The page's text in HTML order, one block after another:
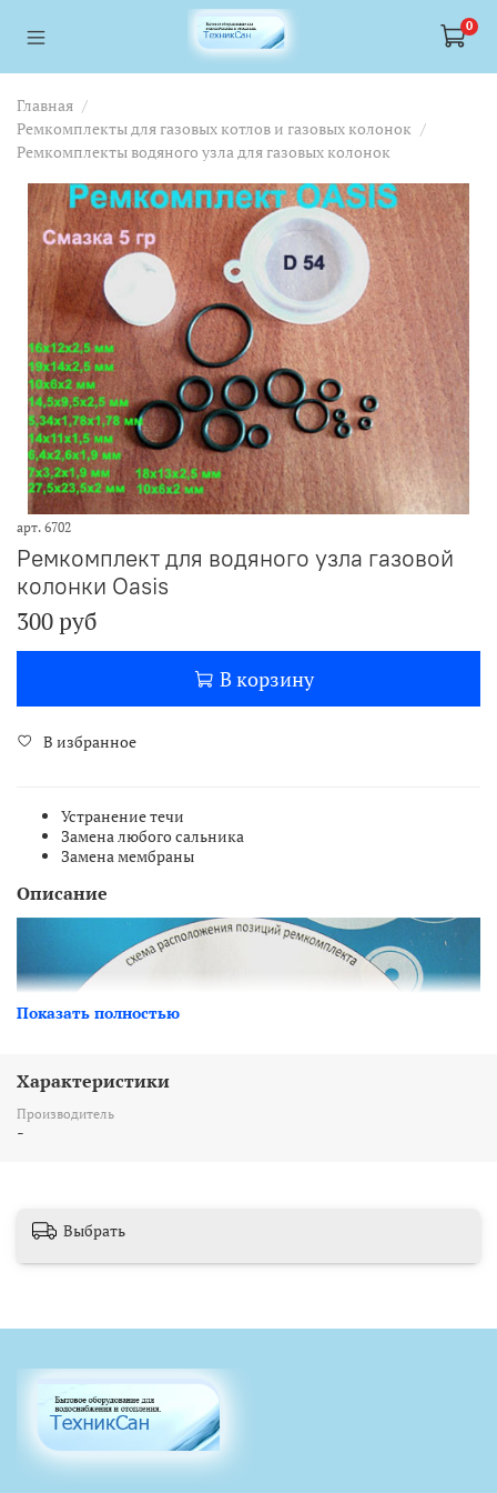
0
Главная
Ремкомплекты для газовых котлов и газовых колонок
Ремкомплекты водяного узла для газовых колонок
арт. 6702
Ремкомплект для водяного узла газовой
колонки Oasis
300 руб
В корзину
В избранное
Устранение течи
Замена любого сальника
Замена мембраны
Описание
непосредственно замены мембраны водяного узла, которая
отвечает за запуск колонки.
Комплект поставки:
Показать полностью
Характеристики
Производитель
-
Выбрать
<a href="https://webmaster.yandex.ru/siteinfo/?site=https://
<a href="https://webmaster.yandex.ru/siteinfo/?site=https://